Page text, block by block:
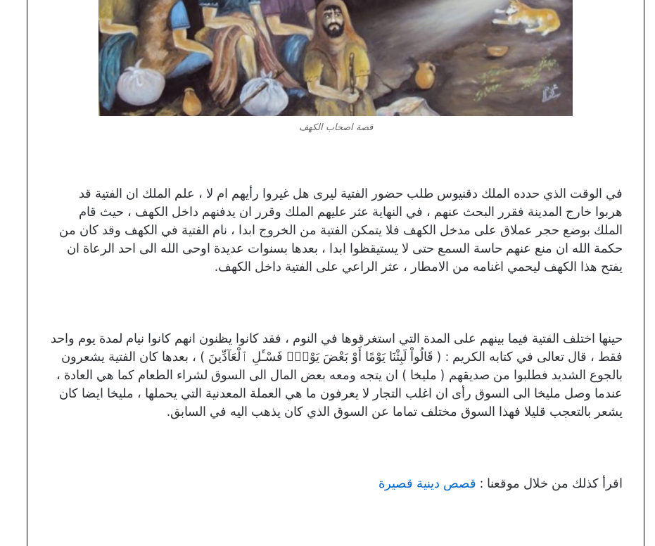
قصة اصحاب الكهف
في الوقت الذي حدده الملك دقنيوس طلب حضور الفتية ليرى هل غيروا رأيهم ام لا ، علم الملك ان الفتية قد
هربوا خارج المدينة فقرر البحث عنهم ، في النهاية عثر عليهم الملك وقرر ان يدفنهم داخل الكهف ، حيث قام
الملك بوضع حجر عملاق على مدخل الكهف فلا يتمكن الفتية من الخروج ابدا ، نام الفتية في الكهف وقد كان من
حكمة الله ان منع عنهم حاسة السمع حتى لا يستيقظوا ابدا ، بعدها بسنوات عديدة اوحى الله الى احد الرعاة ان
يفتح هذا الكهف ليحمي اغنامه من الامطار ، عثر الراعي على الفتية داخل الكهف.
حينها اختلف الفتية فيما بينهم على المدة التي استغرقوها في النوم ، فقد كانوا يظنون انهم كانوا نيام لمدة يوم واحد
فقط ، قال تعالى في كتابه الكريم : ( قَالُواْ لَبِثْنَا يَوْمًا أَوْ بَعْضَ يَوْمٍۢ فَسْـَٔلِ ٱلْعَآدِّينَ ) ، بعدها كان الفتية يشعرون
بالجوع الشديد فطلبوا من صديقهم ( مليخا ) ان يتجه ومعه بعض المال الى السوق لشراء الطعام كما هي العادة ،
عندما وصل مليخا الى السوق رأى ان اغلب التجار لا يعرفون ما هي العملة المعدنية التي يحملها ، مليخا ايضا كان
يشعر بالتعجب قليلا فهذا السوق مختلف تماما عن السوق الذي كان يذهب اليه في السابق.
اقرأ كذلك من خلال موقعنا : قصص دينية قصيرة